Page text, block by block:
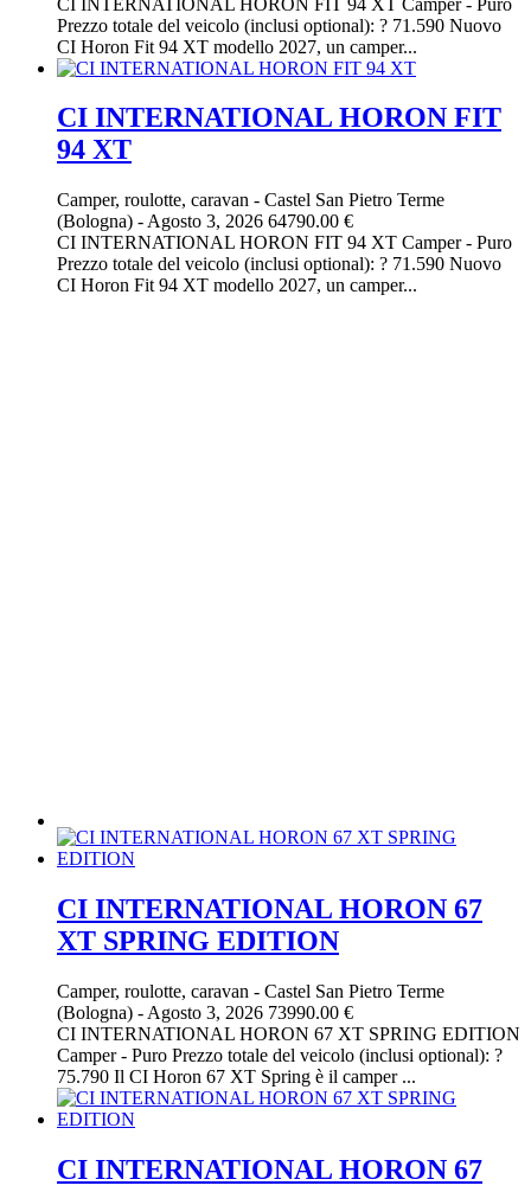
Prezzo totale del veicolo (inclusi optional): ? 71.590 Nuovo
CI Horon Fit 94 XT modello 2027, un camper...
CI INTERNATIONAL HORON FIT
94 XT
Camper, roulotte, caravan - Castel San Pietro Terme
(Bologna) - Agosto 3, 2026 64790.00 €
CI INTERNATIONAL HORON FIT 94 XT Camper - Puro
Prezzo totale del veicolo (inclusi optional): ? 71.590 Nuovo
CI Horon Fit 94 XT modello 2027, un camper...
CI INTERNATIONAL HORON 67
XT SPRING EDITION
Camper, roulotte, caravan - Castel San Pietro Terme
(Bologna) - Agosto 3, 2026 73990.00 €
CI INTERNATIONAL HORON 67 XT SPRING EDITION
Camper - Puro Prezzo totale del veicolo (inclusi optional): ?
75.790 Il CI Horon 67 XT Spring è il camper ...
CI INTERNATIONAL HORON 67